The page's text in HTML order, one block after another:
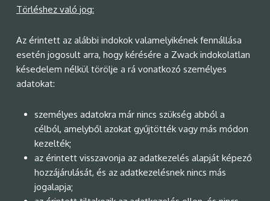
Törléshez való jog:
Az érintett az alábbi indokok valamelyikének fennállása
esetén jogosult arra, hogy kérésére a Zwack indokolatlan
késedelem nélkül törölje a rá vonatkozó személyes
adatokat:
személyes adatokra már nincs szükség abból a
célból, amelyből azokat gyűjtötték vagy más módon
kezelték;
az érintett visszavonja az adatkezelés alapját képező
hozzájárulását, és az adatkezelésnek nincs más
jogalapja;